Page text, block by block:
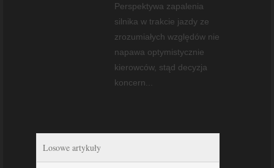
Perspektywa zapalenia
silnika w trakcie jazdy ze
zrozumiałych względów nie
napawa optymistycznie
kierowców, stąd decyzja
koncern...
Losowe artykuły